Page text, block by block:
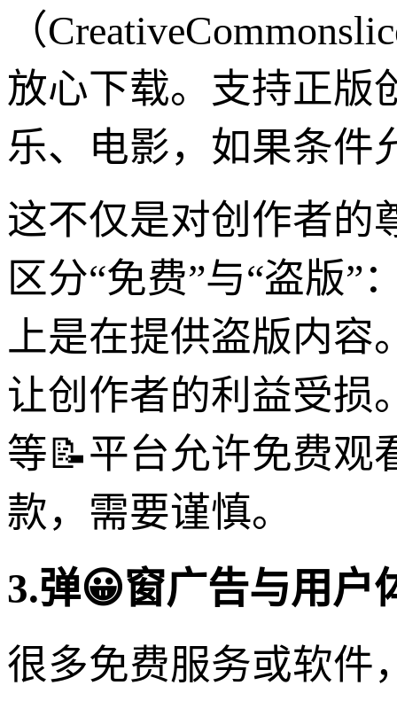
（
放心下载。支持正版
乐、电影，如果条件
这不仅是对创作者的
区分“免费”与“盗版”
上是在提供盗版内容
让创作者的利益受损
等📝平台允许免费观
款，需要谨慎。
3.弹😀窗广告与用户
很多免费服务或软件